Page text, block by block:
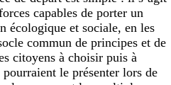
capables de porter un
écologique et sociale, en les
commun de principes et de
citoyens à choisir puis à
le présenter lors de